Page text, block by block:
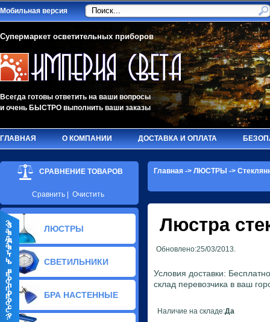
З
а
д
а
т
ь
в
о
п
р
о
с
?
Мобильная версия
Супермаркет осветительных приборов
Всегда готовы ответить на ваши вопросы
и очень БЫСТРО выполнить ваши заказы
ГЛАВНАЯ О КОМПАНИИ ДОСТАВКА И ОПЛАТА
Главная -> ЛЮСТРЫ ->
Люстра
Обновлено:25/03/2013.
Наличие на складе:Да
Условия доставки:
склад перевозчика в ваш
СРАВНЕНИЕ ТОВАРОВ
Сравнить Очистить
ЛЮСТРЫ
Стеклянные люстры (114)
Хрустальные люстры (41)
Классические люстры (109)
Галогенные люстры (55)
Припотолочные люстры (171)
Подвесы люстры (96)
Тиффани люстры (10)
СВЕТИЛЬНИКИ
БРА НАСТЕННЫЕ